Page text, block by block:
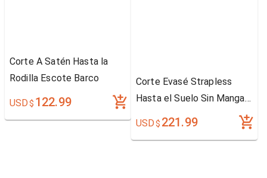
Corte A Satén Hasta la
Rodilla Escote Barco
USD$ 122.99
Corte Evasé Strapless
Hasta el Suelo Sin Mangas
USD$ 221.99